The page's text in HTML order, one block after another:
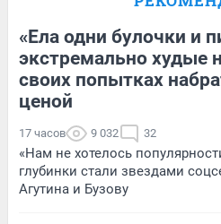
«Ела одни булочки и
экстремально худые
своих попытках
ценой
17 часов 9 032 32
«Нам не хотелось
глубинки стали звездами
Агутина и Бузову